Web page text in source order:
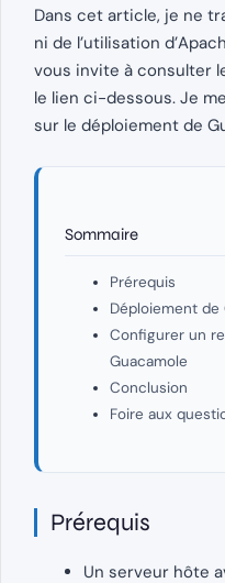
Dans cet article, je ne
ni de l’utilisation
vous invite à consulter
le lien ci-dessous. Je
sur le déploiement de
Sommaire
Prérequis
Déploiement de
Configurer un
Guacamole
Conclusion
Foire aux
Prérequis
Un serveur hôte